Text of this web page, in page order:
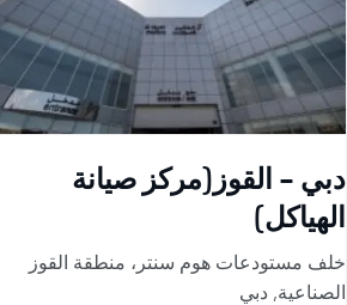
دبي - القوز(مركز صيانة
الهياكل)
خلف مستودعات هوم سنتر، منطقة القوز
الصناعية, دبي